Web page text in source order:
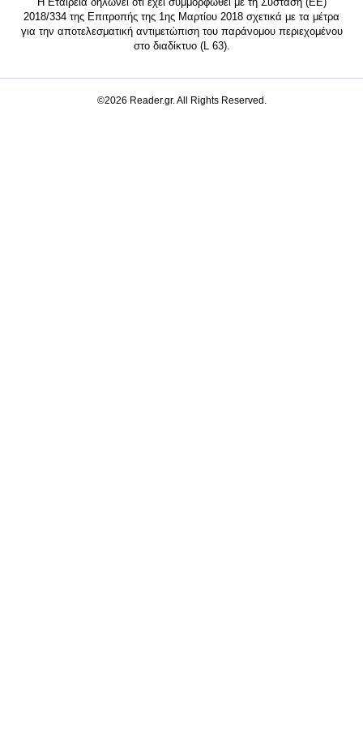
2018/334 της Επιτροπής της 1ης Μαρτίου 2018 σχετικά με τα μέτρα
για την αποτελεσματική αντιμετώπιση του παράνομου περιεχομένου
στο διαδίκτυο (L 63).
©2026 Reader.gr. All Rights Reserved.